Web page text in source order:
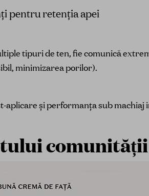
pentru retenția apei
tipuri de ten, fie comunică
minimizarea porilor).
aplicare și performanța sub machiaj
comunității